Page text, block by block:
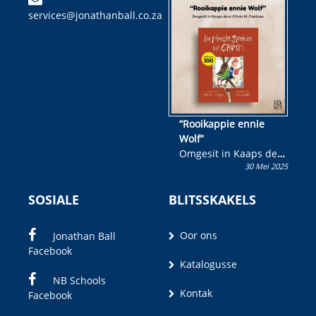
services@jonathanball.co.za
kans om R50 000 te
wen!
“Rooikappie ennie
Wolf”
Omgesit in Kaaps deur
Olivia M. Coetzee30 Mei 2025
SOSIALE
Jonathan Ball
Facebook
NB Schools
Facebook
BLITSSKAKELS
Oor ons
Katalogusse
Kontak